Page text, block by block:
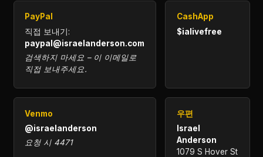
PayPal
직접 보내기:
paypal@israelanderson.com
검색하지 마세요 – 이 이메일로
직접 보내주세요.
CashApp
$ialivefree
Venmo
@israelanderson
요청 시 4471
우편
Israel
Anderson
1079 S Hover St